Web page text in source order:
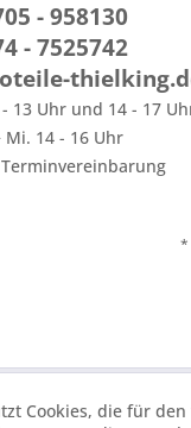
- 958130
- 7525742
- 13 Uhr und 14 - 17
Mi. 14 - 16 Uhr
*
Cookies, die für